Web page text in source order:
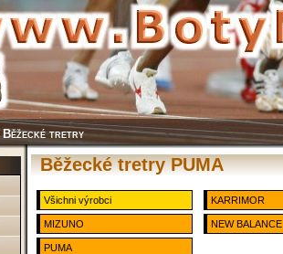
Běžecké tretry
Běžecké tretry PUMA
Všichni výrobci KARRIMOR
MIZUNO NEW BALANCE
PUMA